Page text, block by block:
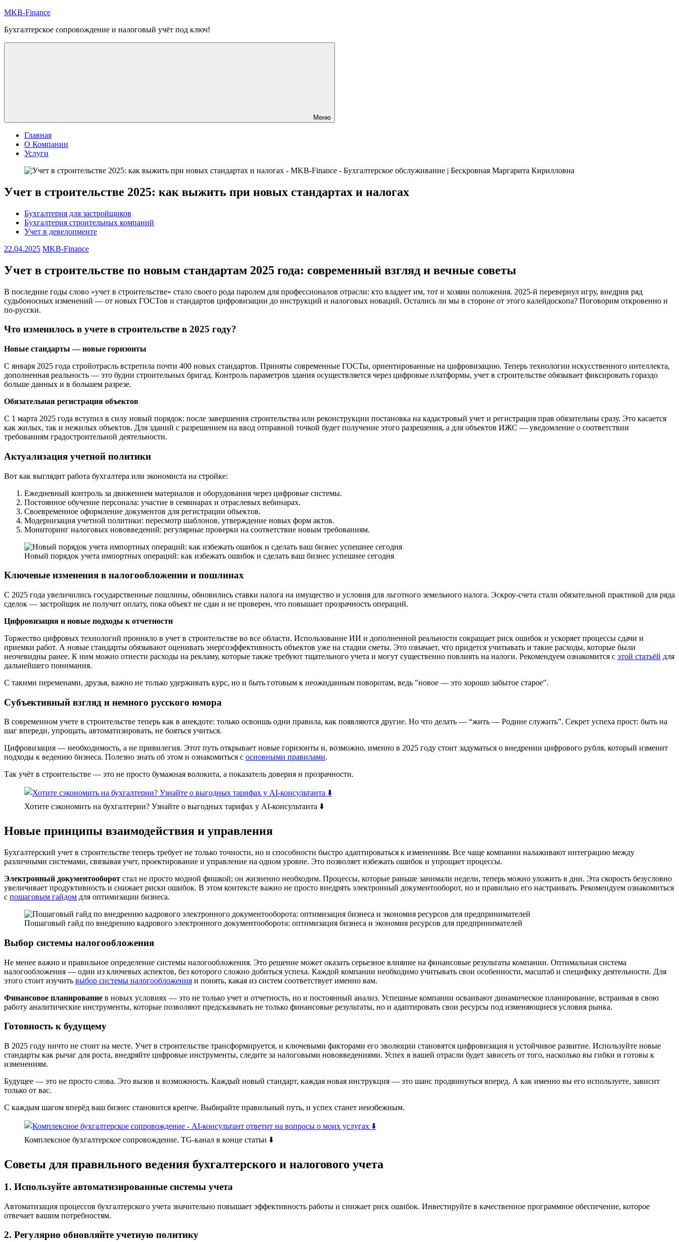
Перейти
содержимому
MKB-Finance
Бухгалтерское сопровождение и налоговый учёт под ключ!
Меню
Главная
О Компании
Услуги
Учет в строительстве 2025: как выжить при новых стандартах и налогах
Бухгалтерия для застройщиков
Бухгалтерия строительных компаний
Учет в девелопменте
22.04.2025 MKB-Finance
Учет в строительстве по новым стандартам 2025 года: современный взгляд и вечные советы
В последние годы слово «учет в строительстве» стало своего рода паролем для профессионалов отрасли: кто владеет им, тот и хозяин положения. 2025-й перевернул игру, внедрив ряд
судьбоносных изменений — от новых ГОСТов и стандартов цифровизации до инструкций и налоговых новаций. Остались ли мы в стороне от этого калейдоскопа? Поговорим откровенно и
по-русски.
Что изменилось в учете в строительстве в 2025 году?
Новые стандарты — новые горизонты
С января 2025 года стройотрасль встретила почти 400 новых стандартов. Приняты современные ГОСТы, ориентированные на цифровизацию. Теперь технологии искусственного интеллекта,
дополненная реальность — это будни строительных бригад. Контроль параметров здания осуществляется через цифровые платформы, учет в строительстве обязывает фиксировать гораздо
больше данных и в большем разрезе.
Обязательная регистрация объектов
С 1 марта 2025 года вступил в силу новый порядок: после завершения строительства или реконструкции постановка на кадастровый учет и регистрация прав обязательны сразу. Это касается
как жилых, так и нежилых объектов. Для зданий с разрешением на ввод отправной точкой будет получение этого разрешения, а для объектов ИЖС — уведомление о соответствии
требованиям градостроительной деятельности.
Актуализация учетной политики
Вот как выглядит работа бухгалтера или экономиста на стройке:
Ежедневный контроль за движением материалов и оборудования через цифровые системы.
Постоянное обучение персонала: участие в семинарах и отраслевых вебинарах.
Своевременное оформление документов для регистрации объектов.
Модернизация учетной политики: пересмотр шаблонов, утверждение новых форм актов.
Мониторинг налоговых нововведений: регулярные проверки на соответствие новым требованиям.
Новый порядок учета импортных операций: как избежать ошибок и сделать ваш бизнес успешнее сегодня
Ключевые изменения в налогообложении и пошлинах
С 2025 года увеличились государственные пошлины, обновились ставки налога на имущество и условия для льготного земельного налога. Эскроу-счета стали обязательной практикой для ряда
сделок — застройщик не получит оплату, пока объект не сдан и не проверен, что повышает прозрачность операций.
Цифровизация и новые подходы к отчетности
Торжество цифровых технологий проникло в учет в строительстве во все области. Использование ИИ и дополненной реальности сокращает риск ошибок и ускоряет процессы сдачи и
приемки работ. А новые стандарты обязывают оценивать энергоэффективность объектов уже на стадии сметы. Это означает, что придется учитывать и такие расходы, которые были
неочевидны ранее. К ним можно отнести расходы на рекламу, которые также требуют тщательного учета и могут существенно повлиять на налоги. Рекомендуем ознакомится с этой статьёй для
дальнейшего понимания.
С такими переменами, друзья, важно не только удерживать курс, но и быть готовым к неожиданным поворотам, ведь "новое — это хорошо забытое старое".
Субъективный взгляд и немного русского юмора
В современном учете в строительстве теперь как в анекдоте: только освоишь одни правила, как появляются другие. Но что делать — “жить — Родине служить”. Секрет успеха прост: быть на
шаг впереди, упрощать, автоматизировать, не бояться учиться.
Цифровизация — необходимость, а не привилегия. Этот путь открывает новые горизонты и, возможно, именно в 2025 году стоит задуматься о внедрении цифрового рубля, который изменит
подходы к ведению бизнеса. Полезно знать об этом и ознакомиться с основными правилами.
Так учёт в строительстве — это не просто бумажная волокита, а показатель доверия и прозрачности.
Хотите сэкономить на бухгалтерии? Узнайте о выгодных тарифах у AI-консультанта ⬇️
Новые принципы взаимодействия и управления
Бухгалтерский учет в строительстве теперь требует не только точности, но и способности быстро адаптироваться к изменениям. Все чаще компании налаживают интеграцию между
различными системами, связывая учет, проектирование и управление на одном уровне. Это позволяет избежать ошибок и упрощает процессы.
Электронный документооборот стал не просто модной фишкой; он жизненно необходим. Процессы, которые раньше занимали недели, теперь можно уложить в дни. Эта скорость безусловно
увеличивает продуктивность и снижает риски ошибок. В этом контексте важно не просто внедрять электронный документооборот, но и правильно его настраивать. Рекомендуем ознакомиться
с пошаговым гайдом для оптимизации бизнеса.
Пошаговый гайд по внедрению кадрового электронного документооборота: оптимизация бизнеса и экономия ресурсов для предпринимателей
Выбор системы налогообложения
Не менее важно и правильное определение системы налогообложения. Это решение может оказать серьезное влияние на финансовые результаты компании. Оптимальная система
налогообложения — один из ключевых аспектов, без которого сложно добиться успеха. Каждой компании необходимо учитывать свои особенности, масштаб и специфику деятельности. Для
этого стоит изучить выбор системы налогообложения и понять, какая из систем соответствует именно вам.
Финансовое планирование в новых условиях — это не только учет и отчетность, но и постоянный анализ. Успешные компании осваивают динамическое планирование, встраивая в свою
работу аналитические инструменты, которые позволяют предсказывать не только финансовые результаты, но и адаптировать свои ресурсы под изменяющиеся условия рынка.
Готовность к будущему
В 2025 году ничто не стоит на месте. Учет в строительстве трансформируется, и ключевыми факторами его эволюции становятся цифровизация и устойчивое развитие. Используйте новые
стандарты как рычаг для роста, внедряйте цифровые инструменты, следите за налоговыми нововведениями. Успех в вашей отрасли будет зависеть от того, насколько вы гибки и готовы к
изменениям.
Будущее — это не просто слова. Это вызов и возможность. Каждый новый стандарт, каждая новая инструкция — это шанс продвинуться вперед. А как именно вы его используете, зависит
только от вас.
С каждым шагом вперёд ваш бизнес становится крепче. Выбирайте правильный путь, и успех станет неизбежным.
Комплексное бухгалтерское сопровождение. TG-канал в конце статьи ⬇️
Советы для правильного ведения бухгалтерского и налогового учета
1. Используйте автоматизированные системы учета
Автоматизация процессов бухгалтерского учета значительно повышает эффективность работы и снижает риск ошибок. Инвестируйте в качественное программное обеспечение, которое
отвечает вашим потребностям.
2. Регулярно обновляйте учетную политику